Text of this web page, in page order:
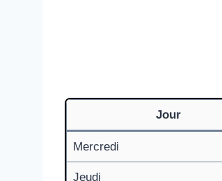
Jour
Mercredi
Jeudi